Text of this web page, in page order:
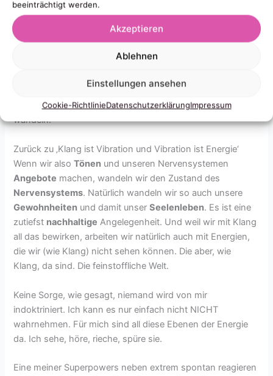
beeinträchtigt werden.
Akzeptieren
Ablehnen
Einstellungen ansehen
Cookie-RichtlinieDatenschutzerklärungImpressum
Wie vieles in meinem Leben, erlebte ich also auch diese
spirituellen Tools, damit es weiter gehen kann. Ich bin
geben. Und weil ich eben nun mal die
spüre/fühle, ist sie für mich nun mal in all ihren Fassetten
real und manchmal auch ein Struggle und den mag ich
wandeln.
Zurück zu ‚Klang ist Vibration und Vibration ist Energie‘
Wenn wir alsoTönen und unseren Nervensystemen
Angebote machen, wandeln wir den Zustand des
Nervensystems. Natürlich wandeln wir so auch unsere
Gewohnheiten und damit unserSeelenleben. Es ist eine
zutiefst nachhaltige Angelegenheit. Und weil wir mit Klang
all das bewirken, arbeiten wir natürlich auch mit Energien,
die wir (wie Klang) nicht sehen können. Die aber, wie
Klang, da sind. Die feinstoffliche Welt.
Keine Sorge, wie gesagt, niemand wird von mir
indoktriniert. Ich kann es nur einfach nicht NICHT
wahrnehmen. Für mich sind all diese Ebenen der Energie
da. Ich sehe, höre, rieche, spüre sie.
Eine meiner Superpowers neben extrem spontan reagieren